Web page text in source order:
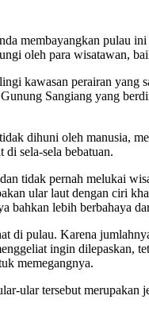
membayangkan pulau
oleh para wisatawan,
kawasan perairan
Sangiang yang
dihuni oleh manusia,
sela-sela bebatuan.
tidak pernah melukai
ular laut dengan ciri
bahkan lebih berbahaya
pulau. Karena
ingin
memegangnya.
ular tersebut